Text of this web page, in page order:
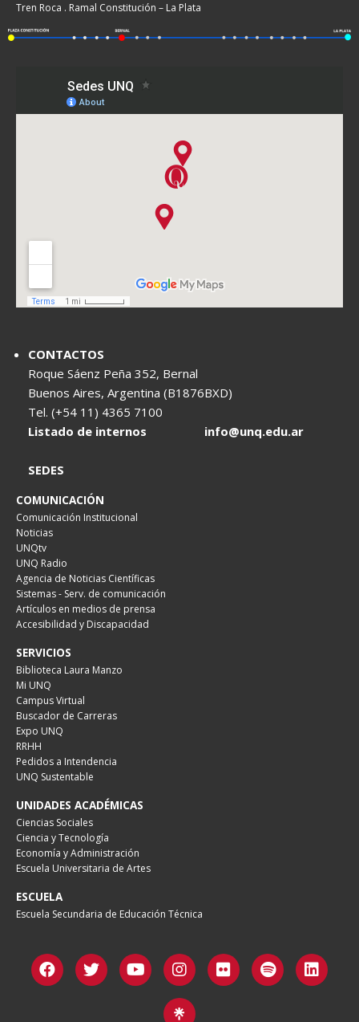
Tren Roca . Ramal Constitución – La Plata
CONTACTOS
Roque Sáenz Peña 352, Bernal
Buenos Aires, Argentina (B1876BXD)
Tel. (+54 11) 4365 7100
Listado de internos
info@unq.edu.ar
SEDES
COMUNICACIÓN
Comunicación Institucional
Noticias
UNQtv
UNQ Radio
Agencia de Noticias Científicas
Sistemas - Serv. de comunicación
Artículos en medios de prensa
Accesibilidad y Discapacidad
SERVICIOS
Biblioteca Laura Manzo
Mi UNQ
Campus Virtual
Buscador de Carreras
Expo UNQ
RRHH
Pedidos a Intendencia
UNQ Sustentable
UNIDADES ACADÉMICAS
Ciencias Sociales
Ciencia y Tecnología
Economía y Administración
Escuela Universitaria de Artes
ESCUELA
Escuela Secundaria de Educación Técnica